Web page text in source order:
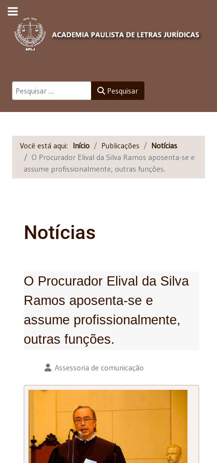
Pesquisar Pesquisar
Você está aqui: Início Publicações
Notícias
O Procurador Elival da Silva Ramos aposenta-se e
assume profissionalmente, outras funções.
Notícias
O Procurador Elival da Silva
Ramos aposenta-se e
assume profissionalmente,
outras funções.
Detalhes Assessoria de comunicação